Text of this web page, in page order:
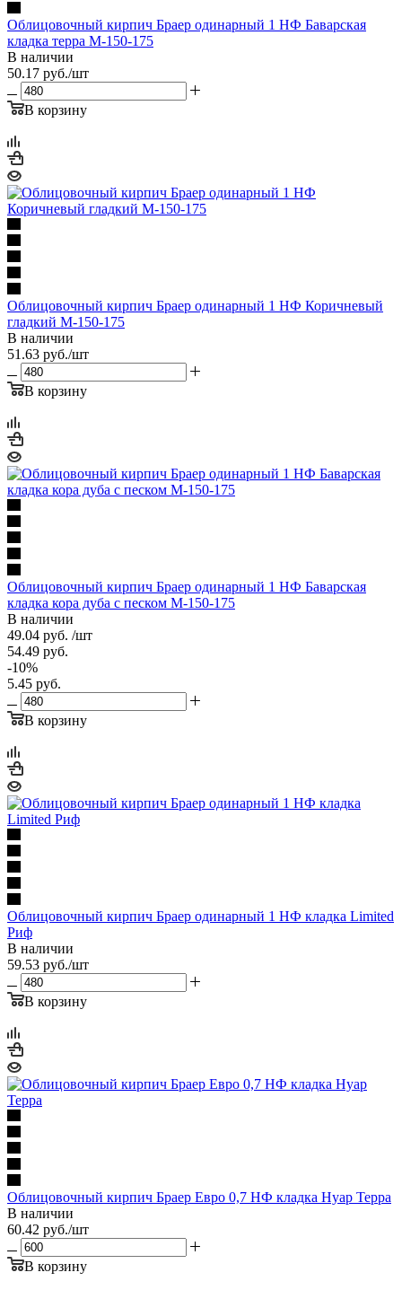
Облицовочный кирпич Браер одинарный 1 НФ Баварская
кладка терра М-150-175
В наличии
50.17 руб./шт
В корзину
Облицовочный кирпич Браер одинарный 1 НФ Коричневый
гладкий М-150-175
В наличии
51.63 руб./шт
В корзину
Облицовочный кирпич Браер одинарный 1 НФ Баварская
кладка кора дуба с песком М-150-175
В наличии
49.04 руб. /шт
54.49 руб.
-10%
5.45 руб.
В корзину
Облицовочный кирпич Браер одинарный 1 НФ кладка Limited
Риф
В наличии
59.53 руб./шт
В корзину
Облицовочный кирпич Браер Евро 0,7 НФ кладка Нуар Терра
В наличии
60.42 руб./шт
В корзину